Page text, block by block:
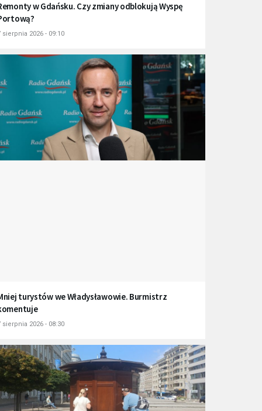
w Gdańsku. Czy zmiany odblokują Wyspę
sierpnia 2026 - 09:10
turystów we Władysławowie. Burmistrz
sierpnia 2026 - 08:30